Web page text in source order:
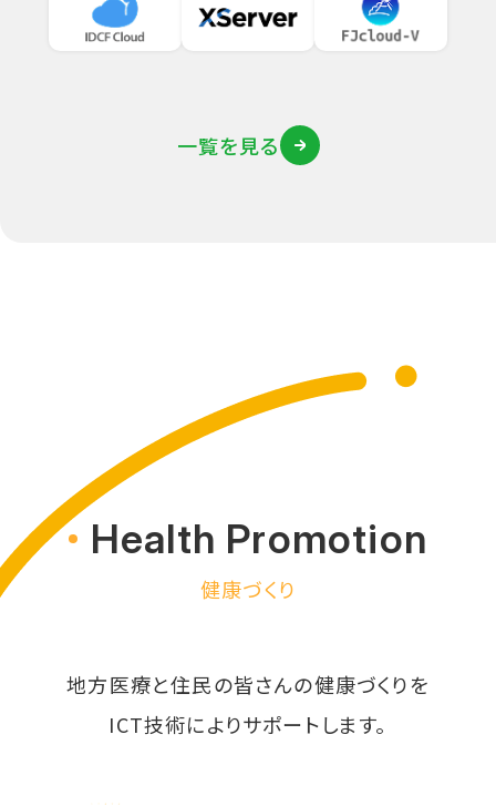
一覧を見る
Health Promotion
健康づくり
地方医療と住民の皆さんの健康づくりを
ICT技術によりサポートします。